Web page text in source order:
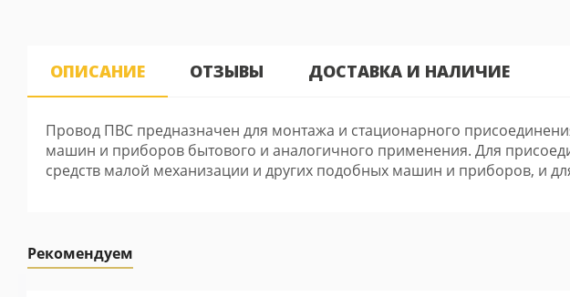
ОПИСАНИЕ ОТЗЫВЫ ДОСТАВКА И НАЛИЧИЕ
Провод ПВС предназначен для монтажа и стационарного
машин и приборов бытового и аналогичного применения. Для
средств малой механизации и других подобных машин и приборов, и
Рекомендуем